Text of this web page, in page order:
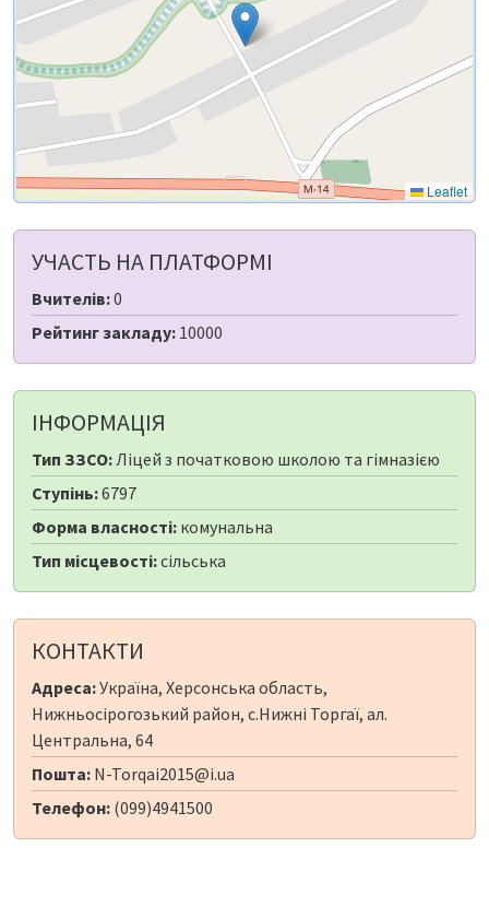
Leaflet
УЧАСТЬ НА ПЛАТФОРМІ
Вчителів:0
Рейтинг закладу: 10000
ІНФОРМАЦІЯ
Тип ЗЗСО:Ліцей з початковою школою та гімназією
Ступінь:6797
Форма власності: комунальна
Тип місцевості:сільська
КОНТАКТИ
Адреса:Україна, Херсонська область,
Нижньосірогозький район, с.Нижні Торгаї, ал.
Центральна, 64
Пошта: N-Torqai2015@i.ua
Телефон: (099)4941500